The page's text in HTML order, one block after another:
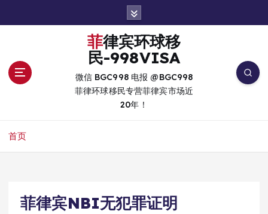
菲律宾环球移
民-998VISA
微信 BGC998 电报 @BGC998
菲律环球移民专营菲律宾市场近
20年！
首页
菲律宾NBI无犯罪证明